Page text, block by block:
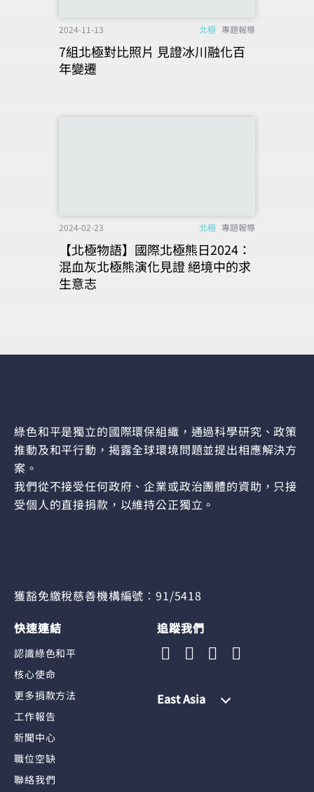
2024-11-13 北極 專題報導
7組北極對比照片 見證冰川融化百
年變遷
2024-02-23 北極 專題報導
【北極物語】國際北極熊日2024：
混血灰北極熊演化見證 絕境中的求
生意志
綠色和平是獨立的國際環保組織，通過科學研究、政策
推動及和平行動，揭露全球環境問題並提出相應解決方
案。
我們從不接受任何政府、企業或政治團體的資助，只接
受個人的直接捐款，以維持公正獨立。
獲豁免繳稅慈善機構編號︰91/5418
快速連結
認識綠色和平
核心使命
更多捐款方法
工作報告
新聞中心
職位空缺
聯絡我們
追蹤我們
East Asia